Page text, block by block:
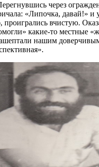
через
«Липочка, давай!» и
проигрались вчистую.
какие-то местные
нашим